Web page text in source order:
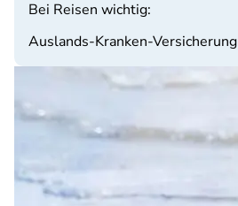
Bei Reisen wichtig:
Auslands-Kranken-Versicherung